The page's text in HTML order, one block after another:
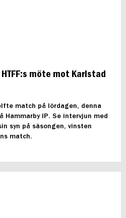
möte mot Karlstad
match på lördagen, denna
Hammarby IP. Se intervjun med
syn på säsongen, vinsten
match.